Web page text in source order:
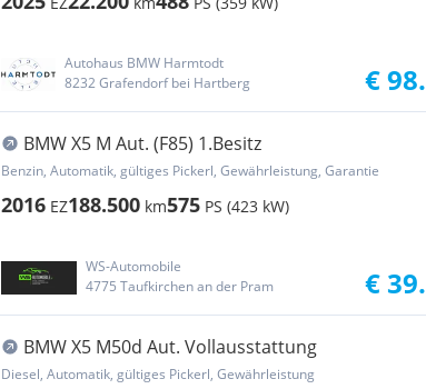
Autohaus BMW Harmtodt
8232 Grafendorf bei Hartberg
€
BMW X5 M Aut. (F85) 1.Besitz
Benzin, Automatik, gültiges Pickerl, Gewährleistung, Garantie
2016 EZ188.500 km575 PS (423 kW)
WS-Automobile
4775 Taufkirchen an der Pram
€
BMW X5 M50d Aut. Vollausstattung
Diesel, Automatik, gültiges Pickerl, Gewährleistung